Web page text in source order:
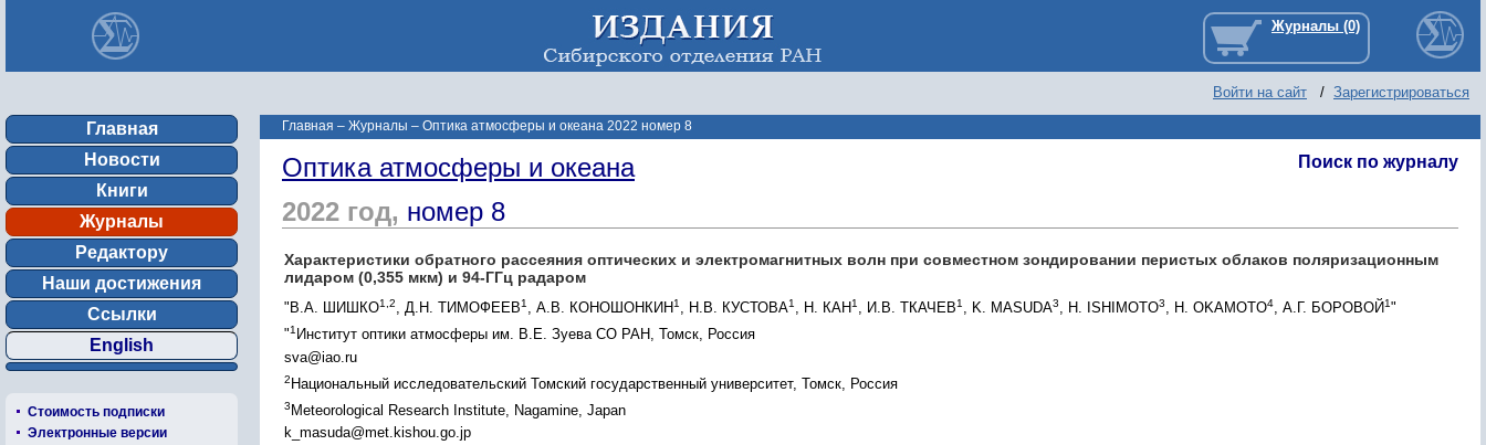
Войти на сайт / Зарегистрироваться
Главная
Новости
Книги
Журналы
Редактору
Наши достижения
Ссылки
English
Стоимость подписки
Электронные версии
Главная – Журналы – Оптика атмосферы и океана 2022 номер 8
Поиск по журналу
Оптика атмосферы и океана
2022 год, номер 8
Характеристики обратного рассеяния оптических и электромагнитных волн при совместном зондировании перистых облаков поляризационным
лидаром (0,355 мкм) и 94-ГГц радаром
"В.А. ШИШКО1,2, Д.Н. ТИМОФЕЕВ1 , А.В. КОНОШОНКИН1 , Н.В. КУСТОВА1 , Н. КАН1 , И.В. ТКАЧЕВ1 , K. MASUDA3, H. ISHIMOTO3, H. OKAMOTO4, А.Г. БОРОВОЙ1"
"1 Институт оптики атмосферы им. В.Е. Зуева СО РАН, Томск, Россия
sva@iao.ru
2 Национальный исследовательский Томский государственный университет, Томск, Россия
3 Meteorological Research Institute, Nagamine, Japan
k_masuda@met.kishou.go.jp